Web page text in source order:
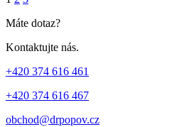
Máte dotaz?
Kontaktujte nás.
+420 374 616 461
+420 374 616 467
obchod@drpopov.cz